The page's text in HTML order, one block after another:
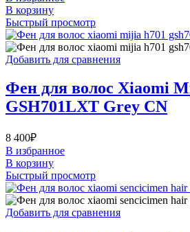
В корзину
Быстрый просмотр
Добавить для сравнения
Фен для волос Xiaomi
GSH701LXT Grey CN
8 400₽
В избранное
В корзину
Быстрый просмотр
Добавить для сравнения